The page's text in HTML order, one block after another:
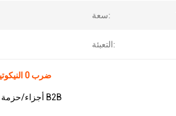
سعة:
التعبئة:
7000 ضرب 0 النيكوتين خرطوشة السجائر الإلكترونية 650 مللي أمبير
10 أجزاء/حزمة أجزاء مستخدمة مرة واحدة في 10 ألوان للمشترين B2B